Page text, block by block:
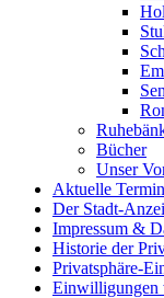
Bücher
Unser
Aktuelle
Der Stadt-
Impressum &
Historie der
Privatsphäre-
Einwilligungen